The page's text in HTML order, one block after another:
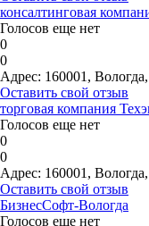
консалтинговая
Голосов еще нет
0
0
Адрес: 160001,
Оставить свой отзыв
торговая компания
Голосов еще нет
0
0
Адрес: 160001,
Оставить свой отзыв
БизнесСофт-Вологда
Голосов еще нет